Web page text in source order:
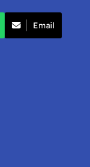
Email